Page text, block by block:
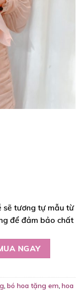
sẽ tương tự mẫu từ
để đảm bảo chất
NGAY
bó hoa tặng em hoa